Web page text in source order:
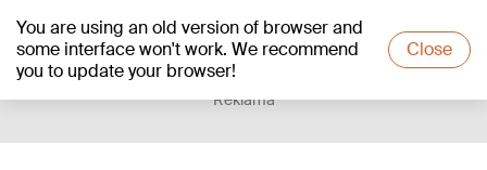
You are using an old version of browser and
some interface won't work. We recommend
you to update your browser!
Close
+17°C
Reklāma